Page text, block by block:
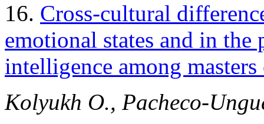
16. Cross-cultural
emotional states and in
intelligence among
Kolyukh O., Pacheco-